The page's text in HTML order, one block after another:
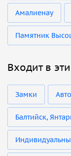
Амалиенау
Памятник
Входит в
Замки
Балтийск,